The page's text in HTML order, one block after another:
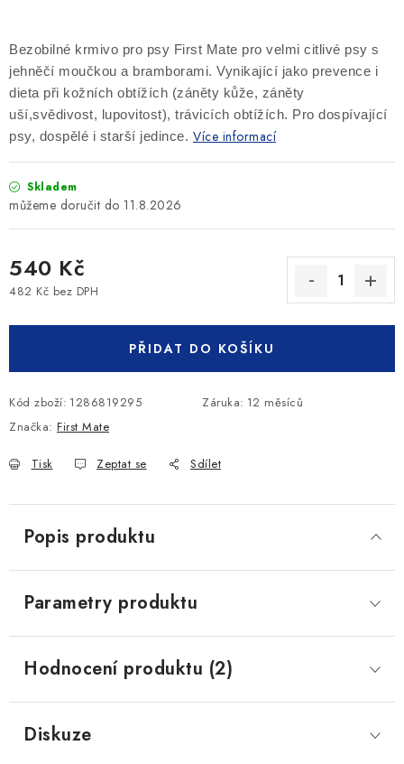
Bezobilné krmivo pro psy First Mate pro velmi citlivé psy s
jehněčí moučkou a bramborami. Vynikající jako prevence i
dieta při kožních obtížích (záněty kůže, záněty
uší,svědivost, lupovitost), trávicích obtížích. Pro dospívající
psy, dospělé i starší jedince. Více informací
Skladem
11.8.2026
540 Kč
482 Kč bez DPH
PŘIDAT DO KOŠÍKU
Kód zboží: 1286819295 Záruka: 12 měsíců
Značka: First Mate
Tisk Zeptat se Sdílet
Popis produktu
Parametry produktu
Hodnocení produktu (2)
Diskuze